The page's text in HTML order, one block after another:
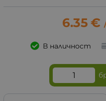
6.35 € /
В наличност